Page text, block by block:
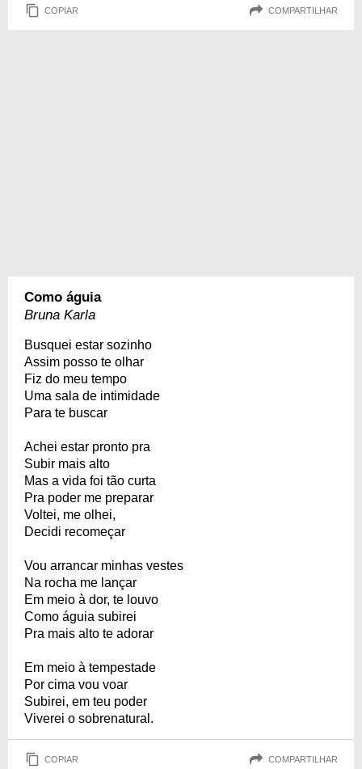
COPIAR COMPARTILHAR
Como águia
Bruna Karla
Busquei estar sozinho
Assim posso te olhar
Fiz do meu tempo
Uma sala de intimidade
Para te buscar
Achei estar pronto pra
Subir mais alto
Mas a vida foi tão curta
Pra poder me preparar
Voltei, me olhei,
Decidi recomeçar
Vou arrancar minhas vestes
Na rocha me lançar
Em meio à dor, te louvo
Como águia subirei
Pra mais alto te adorar
Em meio à tempestade
Por cima vou voar
Subirei, em teu poder
Viverei o sobrenatural.
COPIAR COMPARTILHAR